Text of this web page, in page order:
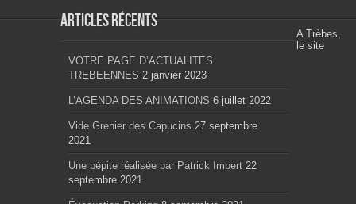
Articles récents
VOTRE PAGE D’ACTUALITES
TREBEENNES 2 janvier 2023
L’AGENDA DES ANIMATIONS 6 juillet 2022
Vide Grenier des Capucins 27 septembre
2021
Une pépite réalisée par Patrick Imbert 22
septembre 2021
A Trèbes,
le site